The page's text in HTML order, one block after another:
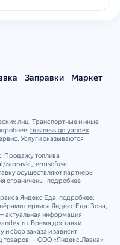
Заправки
Маркет
лиц. Транспортные и иные
business.go.yandex.
Услуги оказываются
Продажу топлива
zapravki_termsofuse.
осуществляют партнёры
ограничены, подробнее
Яндекс Еда, подробнее:
сервиса Яндекс Еда. Зона,
актуальная информация
. Время доставки
и сбор заказа и зависит
товаров — ООО «Яндекс.Лавка»